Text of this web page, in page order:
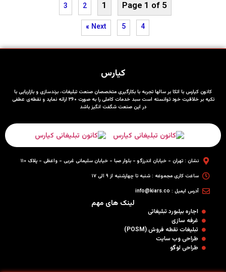
Page 1 of 5
1
2
3
4
5
Next »
کیارس
کانون کیارس با اتکا بر سالها تجربه با بکارگیری متخصصان صنعت تبلیغات، برندسازی و بازاریابی با
تکیه بر خلاقیت خود توانسته است سبد خدمات کاملی را به صورت ۳۶۰ ارائه نماید و نقطه‌ی عطفی
در این صنعت شگفت انگیز باشد
نشان : تهران - خیابان اندرزگو - بلوار صبا - خیابان سلیمانی غربی - واعظی - پلاک ۱۱۰
ساعت کاری مجموعه : شنبه تا چهارشنبه از ۹ الی ۱۷
آدرس ایمیل : info@kiars.co
لینک های مهم
اجاره بیلبورد تبلیغاتی
غرفه سازی
تبلیغات نقطه فروش (POSM)
طراحی وب سایت
طراحی لوگو